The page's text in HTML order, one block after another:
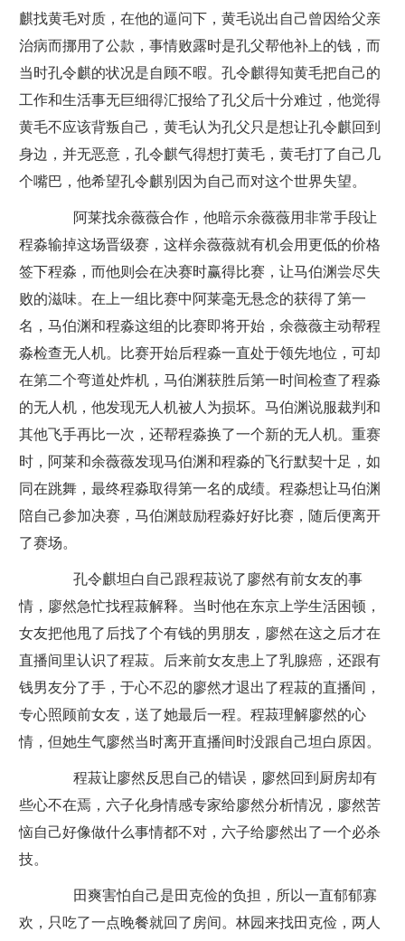
麒找黄毛对质，在他的逼问下，黄毛说出自己曾因给父亲
治病而挪用了公款，事情败露时是孔父帮他补上的钱，而
当时孔令麒的状况是自顾不暇。孔令麒得知黄毛把自己的
工作和生活事无巨细得汇报给了孔父后十分难过，他觉得
黄毛不应该背叛自己，黄毛认为孔父只是想让孔令麒回到
身边，并无恶意，孔令麒气得想打黄毛，黄毛打了自己几
个嘴巴，他希望孔令麒别因为自己而对这个世界失望。
阿莱找余薇薇合作，他暗示余薇薇用非常手段让
程淼输掉这场晋级赛，这样余薇薇就有机会用更低的价格
签下程淼，而他则会在决赛时赢得比赛，让马伯渊尝尽失
败的滋味。在上一组比赛中阿莱毫无悬念的获得了第一
名，马伯渊和程淼这组的比赛即将开始，余薇薇主动帮程
淼检查无人机。比赛开始后程淼一直处于领先地位，可却
在第二个弯道处炸机，马伯渊获胜后第一时间检查了程淼
的无人机，他发现无人机被人为损坏。马伯渊说服裁判和
其他飞手再比一次，还帮程淼换了一个新的无人机。重赛
时，阿莱和余薇薇发现马伯渊和程淼的飞行默契十足，如
同在跳舞，最终程淼取得第一名的成绩。程淼想让马伯渊
陪自己参加决赛，马伯渊鼓励程淼好好比赛，随后便离开
了赛场。
孔令麒坦白自己跟程菽说了廖然有前女友的事
情，廖然急忙找程菽解释。当时他在东京上学生活困顿，
女友把他甩了后找了个有钱的男朋友，廖然在这之后才在
直播间里认识了程菽。后来前女友患上了乳腺癌，还跟有
钱男友分了手，于心不忍的廖然才退出了程菽的直播间，
专心照顾前女友，送了她最后一程。程菽理解廖然的心
情，但她生气廖然当时离开直播间时没跟自己坦白原因。
程菽让廖然反思自己的错误，廖然回到厨房却有
些心不在焉，六子化身情感专家给廖然分析情况，廖然苦
恼自己好像做什么事情都不对，六子给廖然出了一个必杀
技。
田爽害怕自己是田克俭的负担，所以一直郁郁寡
欢，只吃了一点晚餐就回了房间。林园来找田克俭，两人